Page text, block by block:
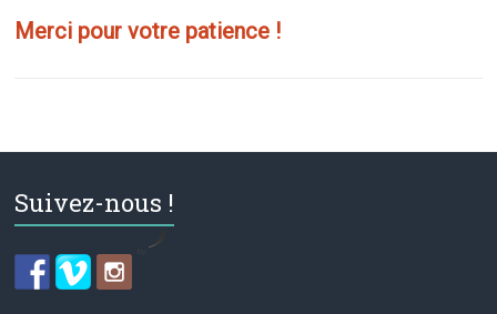
Merci pour votre patience !
Suivez-nous !